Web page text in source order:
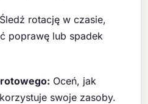
Śledź rotację w czasie,
poprawę lub spadek
Oceń, jak
swoje zasoby.